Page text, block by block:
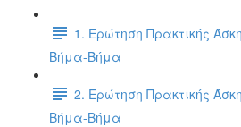
1. Ερώτηση Πρακτικής
Βήμα-Βήμα
2. Ερώτηση Πρακτικής
Βήμα-Βήμα